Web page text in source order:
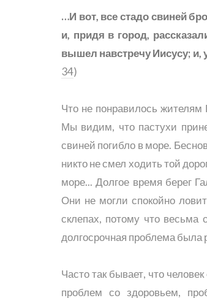
…И вот, все стадо свиней
и, придя в город,
вышел навстречу Иисусу; и,
34)
Что не понравилось жителям
Мы видим, что пастухи
свиней погибло в море.
никто не смел ходить той
море... Долгое время берег
Они не могли спокойно
склепах, потому что
долгосрочная проблема была
Часто так бывает, что
проблем со здоровьем,